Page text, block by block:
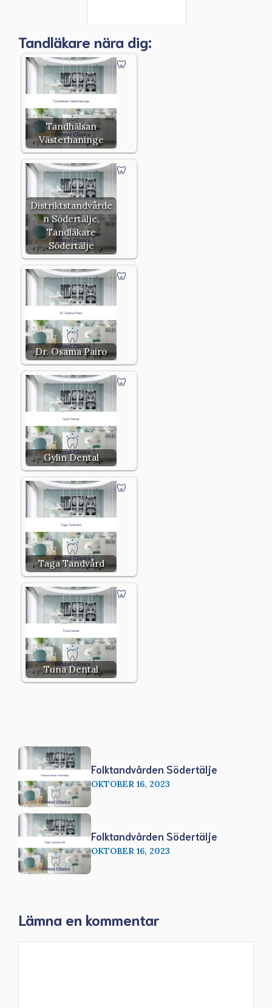
Tandläkare nära dig:
Tandhälsan
Västerhaninge
Distriktstandvårde
n Södertälje,
Tandläkare
Södertälje
Dr. Osama Pairo
Gylin Dental
Taga Tandvård
Tuna Dental
Folktandvården Södertälje
OKTOBER 16, 2023
Folktandvården Södertälje
OKTOBER 16, 2023
Lämna en kommentar